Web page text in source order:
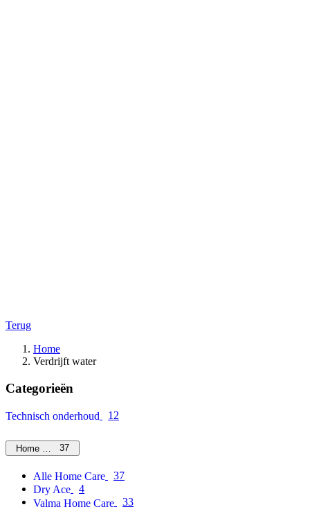
Terug
Home
Verdrijft water
Categorieën
Technisch onderhoud 12
Home Care37
Alle Home Care
37
Dry Ace
4
Valma Home Care
33